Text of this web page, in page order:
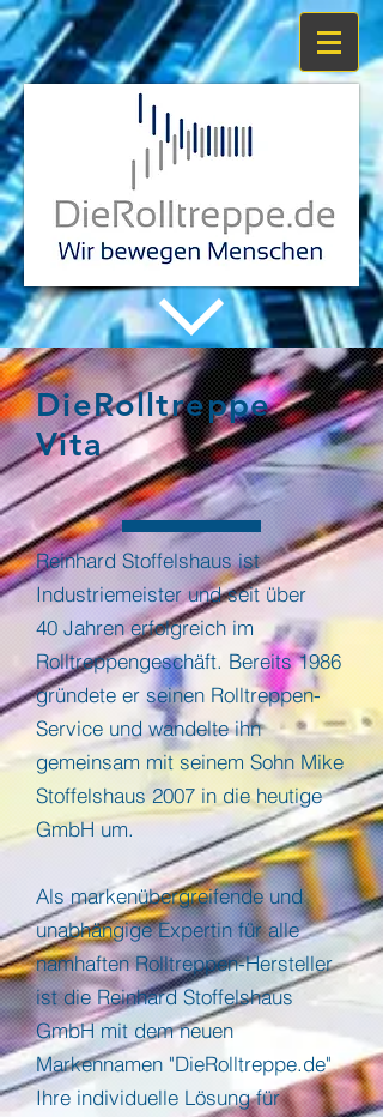
DieRolltreppe
Vita
Reinhard Stoffelshaus ist
Industriemeister und seit über
40 Jahren erfolgreich im
Rolltreppengeschäft. Bereits 1986
gründete er seinen Rolltreppen-
Service und wandelte ihn
gemeinsam mit seinem Sohn Mike
Stoffelshaus 2007 in die heutige
GmbH um.
Als markenübergreifende und
unabhängige Expertin für alle
namhaften Rolltreppen-Hersteller
ist die Reinhard Stoffelshaus
GmbH mit dem neuen
Markennamen "DieRolltreppe.de"
Ihre individuelle Lösung für